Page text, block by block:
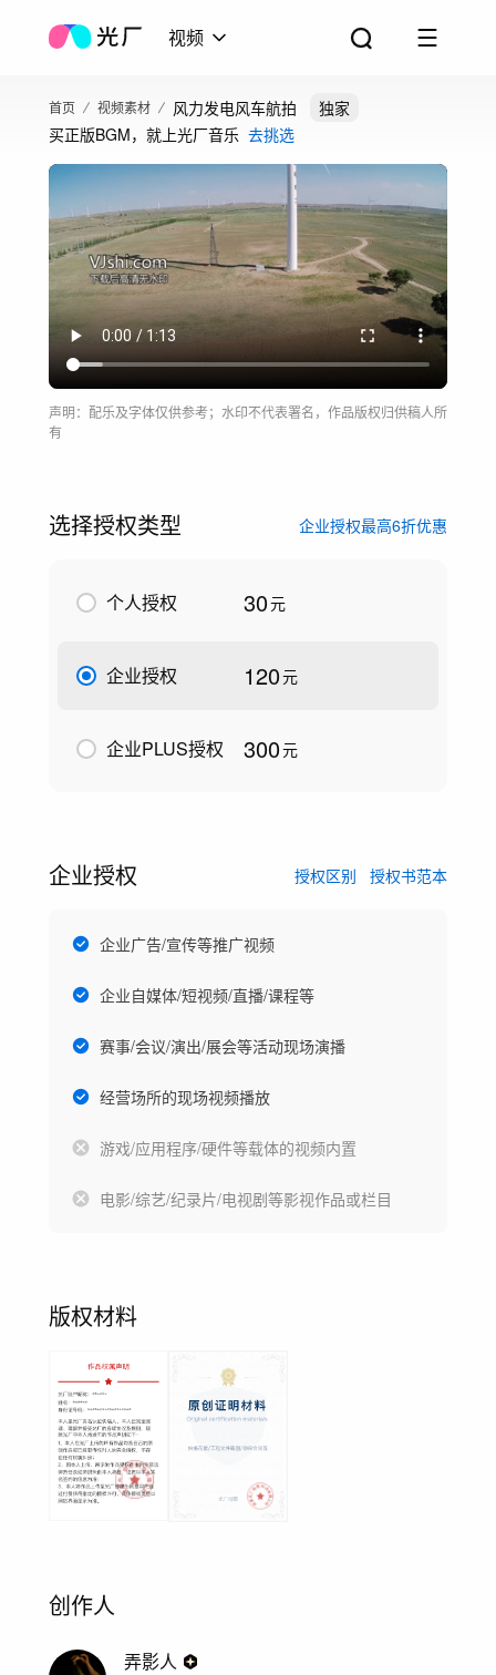
视频
首页 视频素材 风力发电风车航拍
独家
买正版BGM，就上光厂音乐 去挑选
声明：配乐及字体仅供参考；水印不代表署名，作品版权归供稿人所
有
选择授权类型 企业授权最高6折优惠
个人授权 30元
企业授权 120元
企业PLUS授权 300元
企业授权 授权区别 授权书范本
企业广告/宣传等推广视频
企业自媒体/短视频/直播/课程等
赛事/会议/演出/展会等活动现场演播
经营场所的现场视频播放
游戏/应用程序/硬件等载体的视频内置
电影/综艺/纪录片/电视剧等影视作品或栏目
版权材料
创作人
弄影人